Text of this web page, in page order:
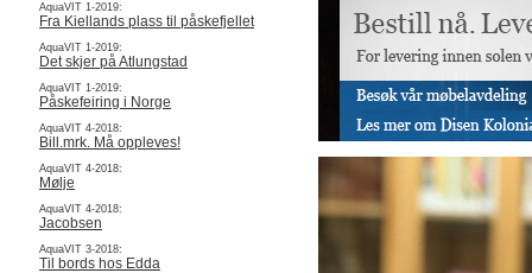
AquaVIT 1-2019:
Fra Kiellands plass til påskefjellet
AquaVIT 1-2019:
Det skjer på Atlungstad
AquaVIT 1-2019:
Påskefeiring i Norge
AquaVIT 4-2018:
Bill.mrk. Må oppleves!
AquaVIT 4-2018:
Mølje
AquaVIT 4-2018:
Jacobsen
AquaVIT 3-2018:
Til bords hos Edda